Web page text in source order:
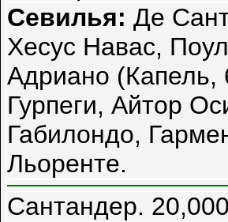
Севилья: Де
Хесус Навас,
Адриано
Гурпеги, Айтор
Габилондо,
Льоренте.
Сантандер.